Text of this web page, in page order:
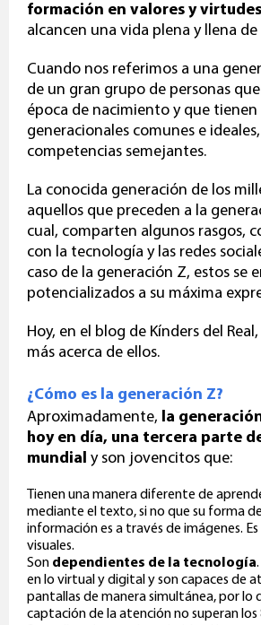
formación en valores y virtudes
alcancen una vida plena y llena
Cuando nos referimos a una
de un gran grupo de personas
época de nacimiento y que tienen
generacionales comunes e
competencias semejantes.
La conocida generación de los
aquellos que preceden a la
cual, comparten algunos rasgos,
con la tecnología y las redes
caso de la generación Z, estos se
potencializados a su máxima
Hoy, en el blog de Kínders del
más acerca de ellos.
¿Cómo es la generación Z?
Aproximadamente, la
hoy en día, una tercera parte
mundial y son jovencitos que:
Tienen una manera diferente de
mediante el texto, si no que su forma
información es a través de imágenes. Es
visuales.
Son dependientes de la tecnología
en lo virtual y digital y son capaces de
pantallas de manera simultánea, por lo
captación de la atención no superan los